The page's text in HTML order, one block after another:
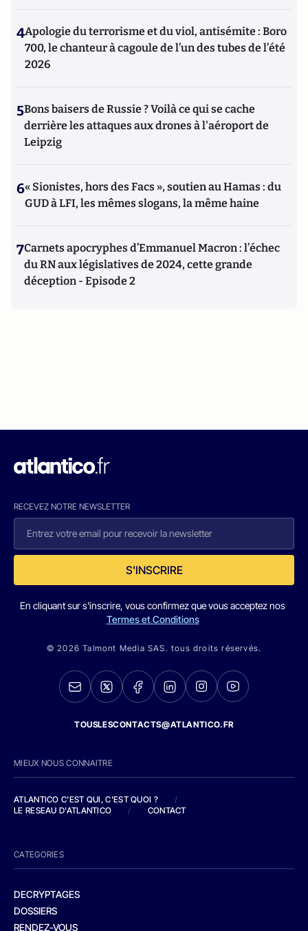
4Apologie du terrorisme et du viol, antisémite : Boro
700, le chanteur à cagoule de l’un des tubes de l’été
2026
5Bons baisers de Russie ? Voilà ce qui se cache
derrière les attaques aux drones à l'aéroport de
Leipzig
6« Sionistes, hors des Facs », soutien au Hamas : du
GUD à LFI, les mêmes slogans, la même haine
7Carnets apocryphes d’Emmanuel Macron : l’échec
du RN aux législatives de 2024, cette grande
déception - Episode 2
RECEVEZ NOTRE NEWSLETTER
S'INSCRIRE
En cliquant sur s'inscrire, vous confirmez que vous acceptez nos
Termes et Conditions
© 2026 Talmont Media SAS. tous droits réservés.
TOUSLESCONTACTS@ATLANTICO.FR
MIEUX NOUS CONNAITRE
ATLANTICO C'EST QUI, C'EST QUOI ?
/
LE RESEAU D'ATLANTICO
/ CONTACT
CATEGORIES
DECRYPTAGES
DOSSIERS
RENDEZ-VOUS